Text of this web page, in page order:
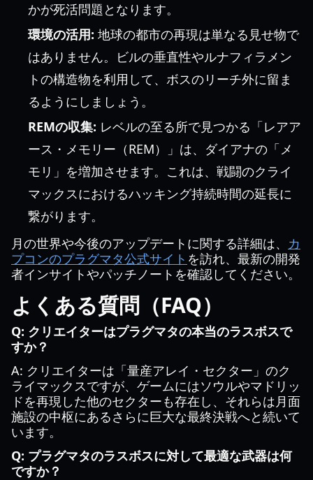
かが死活問題となります。
環境の活用: 地球の都市の再現は単なる見せ物で
はありません。ビルの垂直性やルナフィラメン
トの構造物を利用して、ボスのリーチ外に留ま
るようにしましょう。
REMの収集: レベルの至る所で見つかる「レアア
ース・メモリー（REM）」は、ダイアナの「メ
モリ」を増加させます。これは、戦闘のクライ
マックスにおけるハッキング持続時間の延長に
繋がります。
月の世界や今後のアップデートに関する詳細は、 カ
プコンのプラグマタ公式サイト を訪れ、最新の開発
者インサイトやパッチノートを確認してください。
よくある質問（FAQ）
Q: クリエイターはプラグマタの本当のラスボスで
すか？
A: クリエイターは「量産アレイ・セクター」のク
ライマックスですが、ゲームにはソウルやマドリッ
ドを再現した他のセクターも存在し、それらは月面
施設の中枢にあるさらに巨大な最終決戦へと続いて
います。
Q: プラグマタのラスボスに対して最適な武器は何
ですか？